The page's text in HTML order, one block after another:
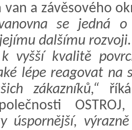
van a závěsového
se jedná
dalšímu
vyšší kvalitě
lépe reagovat na
zákazníků,“
úspornější,